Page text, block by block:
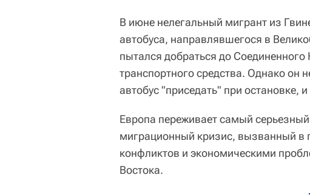
В июне нелегальный мигрант из
автобуса, направлявшегося в
пытался добраться до
транспортного средства. Однако он
автобус "приседать" при
Европа переживает самый
миграционный кризис, вызванный в
конфликтов и экономическими
Востока.